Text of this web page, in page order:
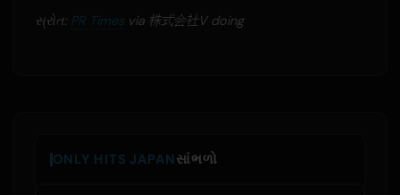
સ્રોત: PR Timesvia 株式会社V doing
ONLY HITS JAPANસાંભળો